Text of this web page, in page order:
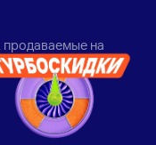
продаваемые на
шаге